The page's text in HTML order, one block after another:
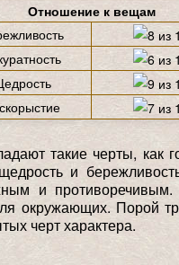
Отношение к вещам
такие черты, как
и
и
окружающих. Порой
черт характера.